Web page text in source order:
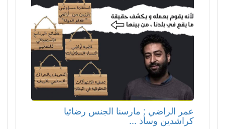
عمر الراضي : مارسنا الجنس رضائيا
كراشدين وسأذ ...